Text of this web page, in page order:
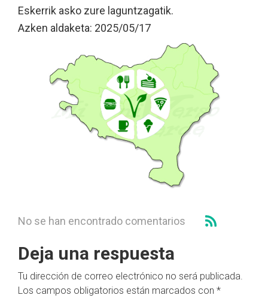
Eskerrik asko zure laguntzagatik.
Azken aldaketa: 2025/05/17
No se han encontrado comentarios
Deja una respuesta
Tu dirección de correo electrónico no será publicada.
Los campos obligatorios están marcados con *